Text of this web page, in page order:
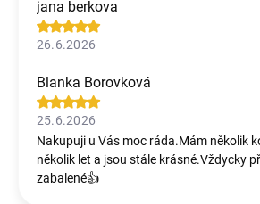
jana berkova
26.6.2026
Blanka Borovková
25.6.2026
Nakupuji u Vás moc ráda.Mám několik
několik let a jsou stále krásné.Vždycky
zabalené👍